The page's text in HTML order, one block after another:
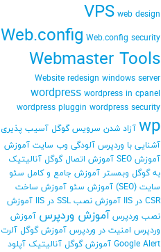
VPS web design
Web.config Web.config security
Webmaster Tools
Website redesign windows server
wordpress wordpress in cpanel
wordpress pluggin wordpress security
wp آزاد شدن سرویس گوگل آسیب پذیری
آشنایی با وردپرس آلودگی وب سایت آموزش
آموزش SEO
آموزش اتصال گوگل آنالیتیک
به گوگل وبمستر آموزش جامع و کامل سئو
سایت (SEO)
آموزش سئو آموزش ساخت
CSR در IIS
آموزش نصب SSL در IIS
آموزش
نصب وردپرس آموزش وردپرس آموزش
وردپرس امنیت در وردپرس آموزش گوگل آلرت
Google Alert آموزش گوگل آنالیتیک آپلود